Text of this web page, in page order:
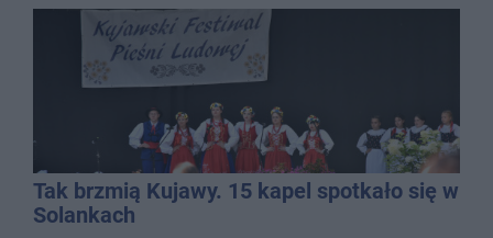
Tak brzmią Kujawy. 15 kapel spotkało się w
Solankach